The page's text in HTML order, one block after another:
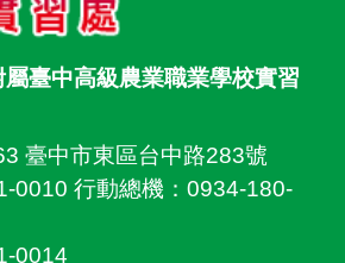
屬臺中高級農業職業學校實習
臺中市東區台中路283號
0010 行動總機：0934-180-
0014